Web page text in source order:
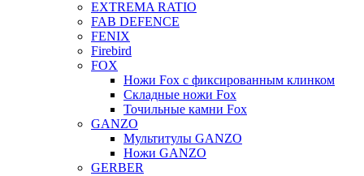
EXTREMA RATIO
FAB DEFENCE
FENIX
Firebird
FOX
Ножи Fox с фиксированным клинком
Складные ножи Fox
Точильные камни Fox
GANZO
Мультитулы GANZO
Ножи GANZO
GERBER